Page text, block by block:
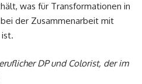
was für Transformationen in
der Zusammenarbeit mit
DP und Colorist, der im